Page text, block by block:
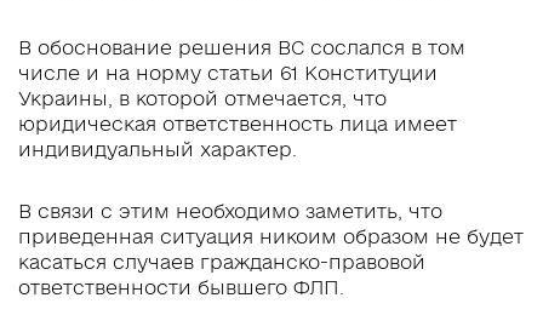
В обоснование решения ВС сослался в том
числе и на норму статьи 61 Конституции
Украины, в которой отмечается, что
юридическая ответственность лица имеет
индивидуальный характер.
В связи с этим необходимо заметить, что
приведенная ситуация никоим образом не будет
касаться случаев гражданско-правовой
ответственности бывшего ФЛП.